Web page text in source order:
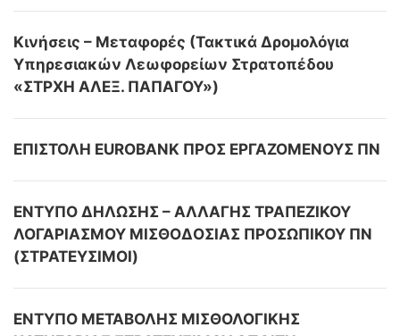
Κινήσεις – Μεταφορές (Τακτικά Δρομολόγια
Υπηρεσιακών Λεωφορείων Στρατοπέδου
«ΣΤΡΧΗ ΑΛΕΞ. ΠΑΠΑΓΟΥ»)
ΕΠΙΣΤΟΛΗ EUROBANK ΠΡΟΣ ΕΡΓΑΖΟΜΕΝΟΥΣ ΠΝ
ΕΝΤΥΠΟ ΔΗΛΩΣΗΣ – ΑΛΛΑΓΗΣ ΤΡΑΠΕΖΙΚΟΥ
ΛΟΓΑΡΙΑΣΜΟΥ ΜΙΣΘΟΔΟΣΙΑΣ ΠΡΟΣΩΠΙΚΟΥ ΠΝ
(ΣΤΡΑΤΕΥΣΙΜΟΙ)
ΕΝΤΥΠΟ ΜΕΤΑΒΟΛΗΣ ΜΙΣΘΟΛΟΓΙΚΗΣ